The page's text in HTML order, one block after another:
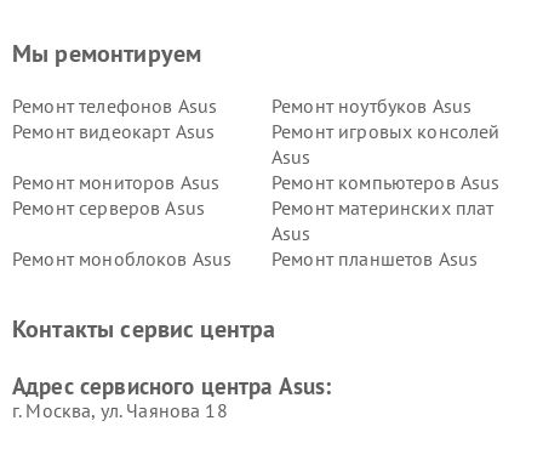
Мы ремонтируем
Ремонт телефонов Asus
Ремонт ноутбуков Asus
Ремонт видеокарт Asus
Ремонт игровых консолей
Asus
Ремонт мониторов Asus
Ремонт компьютеров Asus
Ремонт серверов Asus
Ремонт материнских плат
Asus
Ремонт моноблоков Asus
Ремонт планшетов Asus
Контакты сервис центра
Адрес сервисного центра Asus:
г. Москва, ул. Чаянова 18